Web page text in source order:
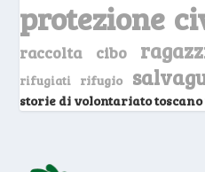
protezione
raccolta cibo
rifugiati
rifugio
storie di volontariato toscano